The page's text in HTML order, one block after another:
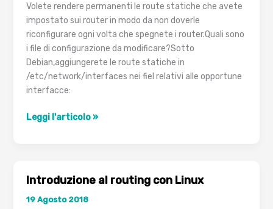
Volete rendere permanenti le route statiche che avete
impostato sui router in modo da non doverle
riconfigurare ogni volta che spegnete i router.Quali sono
i file di configurazione da modificare?Sotto
Debian,aggiungerete le route statiche in
/etc/network/interfaces nei fiel relativi alle opportune
interfacce:
Rendere
Leggi l'articolo »
Introduzione al routing con Linux
19 Agosto 2018